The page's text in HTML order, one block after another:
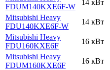
FDUM140KXE6F-W
14 кВт
Mitsubishi Heavy
FDU140KXE6F-W
14 кВт
Mitsubishi Heavy
FDU160KXE6F
16 кВт
Mitsubishi Heavy
FDUM160KXE6F
16 кВт